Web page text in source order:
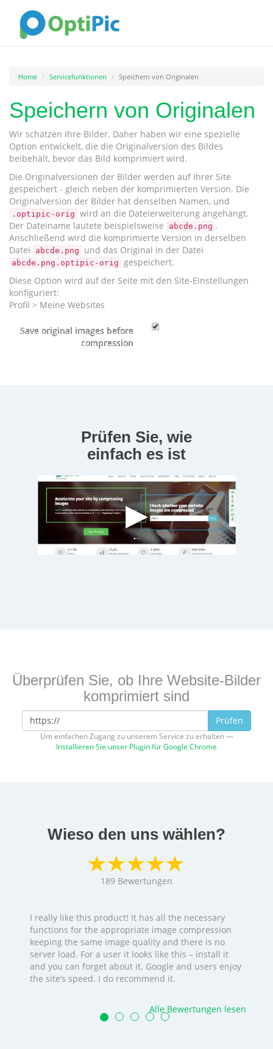
Home Servicefunktionen Speichern von Originalen
Speichern von Originalen
Wir schätzen Ihre Bilder. Daher haben wir eine spezielle
Option entwickelt, die die Originalversion des Bildes
beibehält, bevor das Bild komprimiert wird.
Die Originalversionen der Bilder werden auf Ihrer Site
gespeichert - gleich neben der komprimierten Version. Die
Originalversion der Bilder hat denselben Namen, und
.optipic-orig wird an die Dateierweiterung angehängt.
Der Dateiname lautete beispielsweise
abcde.png .
Anschließend wird die komprimierte Version in derselben
Datei
abcde.png und das Original in der Datei
abcde.png.optipic-orig gespeichert.
Diese Option wird auf der Seite mit den Site-Einstellungen
konfiguriert:
Profil > Meine Websites
Prüfen Sie, wie
einfach es ist
Überprüfen Sie, ob Ihre Website-Bilder
komprimiert sind
Prüfen
Um einfachen Zugang zu unserem Service zu erhalten —
Installieren Sie unser Plugin für Google Chrome
Wieso den uns wählen?
189 Bewertungen
I really like this product! It has all the necessary
functions for the appropriate image compression
keeping the same image quality and there is no
server load. For a user it looks like this – install it
and you can forget about it. Google and users enjoy
the site’s speed. I do recommend it.
Alle Bewertungen lesen